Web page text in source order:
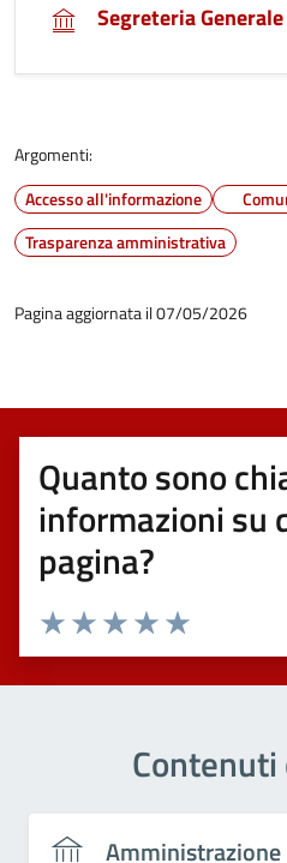
Segreteria Generale
Argomenti:
Accesso all'informazione
Trasparenza amministrativa
Pagina aggiornata il 07/05/2026
Quanto sono
informazioni su
pagina?
Valuta 5 stelle
Valuta 4 stelle su 5
Valuta 3 stelle su 5
Valuta 2 stelle su 5
Valuta 1 stelle su 5
Amministrazione